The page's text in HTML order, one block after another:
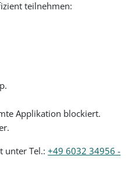
teilnehmen:
Applikation blockiert.
unter Tel.:+49 6032 34956 -